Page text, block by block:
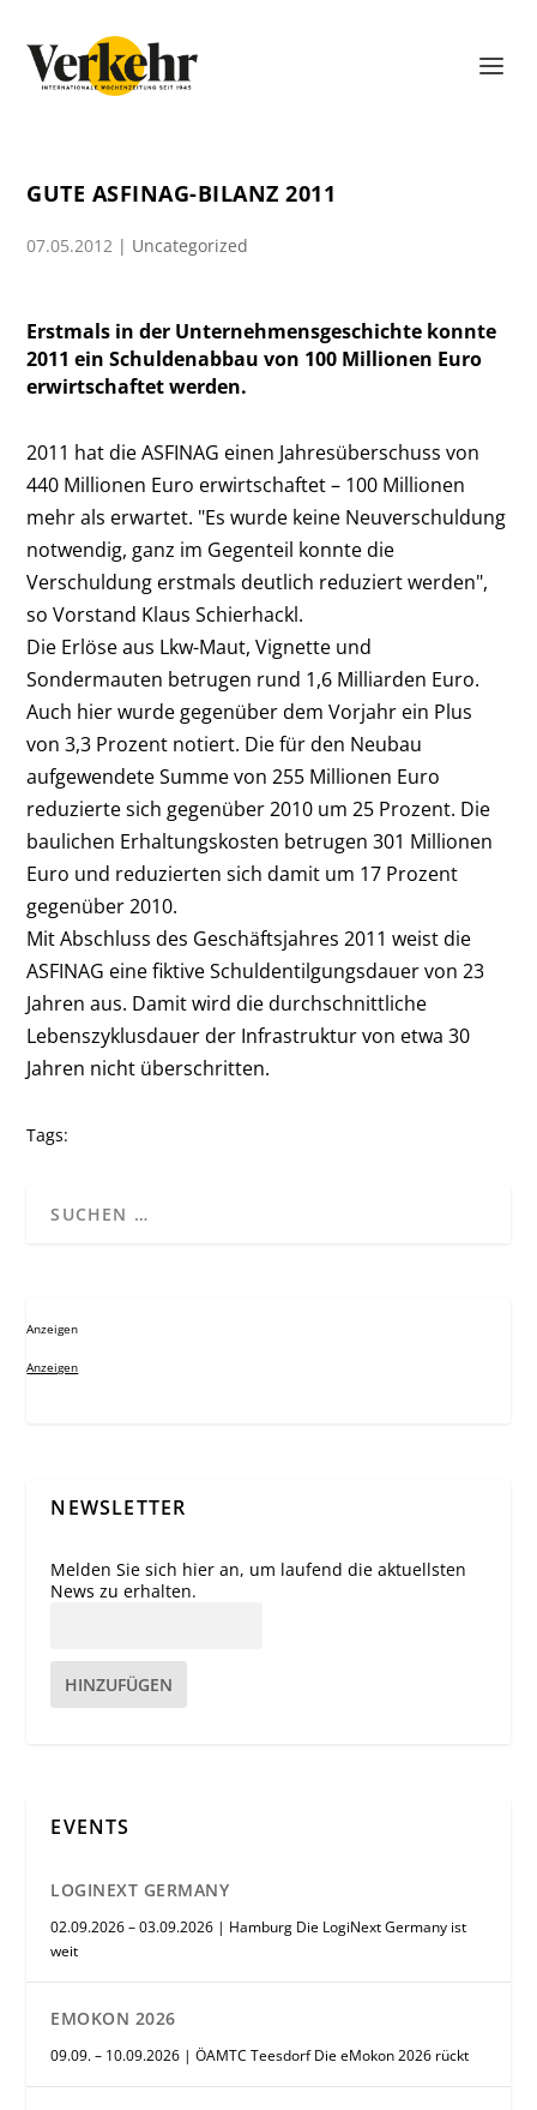
GUTE ASFINAG-BILANZ 2011
07.05.2012 | Uncategorized
Erstmals in der Unternehmensgeschichte konnte
2011 ein Schuldenabbau von 100 Millionen Euro
erwirtschaftet werden.
2011 hat die ASFINAG einen Jahresüberschuss von
440 Millionen Euro erwirtschaftet – 100 Millionen
mehr als erwartet. "Es wurde keine Neuverschuldung
notwendig, ganz im Gegenteil konnte die
Verschuldung erstmals deutlich reduziert werden",
so Vorstand Klaus Schierhackl.
Die Erlöse aus Lkw-Maut, Vignette und
Sondermauten betrugen rund 1,6 Milliarden Euro.
Auch hier wurde gegenüber dem Vorjahr ein Plus
von 3,3 Prozent notiert. Die für den Neubau
aufgewendete Summe von 255 Millionen Euro
reduzierte sich gegenüber 2010 um 25 Prozent. Die
baulichen Erhaltungskosten betrugen 301 Millionen
Euro und reduzierten sich damit um 17 Prozent
gegenüber 2010.
Mit Abschluss des Geschäftsjahres 2011 weist die
ASFINAG eine fiktive Schuldentilgungsdauer von 23
Jahren aus. Damit wird die durchschnittliche
Lebenszyklusdauer der Infrastruktur von etwa 30
Jahren nicht überschritten.
Tags:
Anzeigen
Anzeigen
NEWSLETTER
Melden Sie sich hier an, um laufend die aktuellsten
News zu erhalten.
HINZUFÜGEN
EVENTS
LOGINEXT GERMANY
02.09.2026 – 03.09.2026 | Hamburg Die LogiNext Germany ist
weit
EMOKON 2026
09.09. – 10.09.2026 | ÖAMTC Teesdorf Die eMokon 2026 rückt